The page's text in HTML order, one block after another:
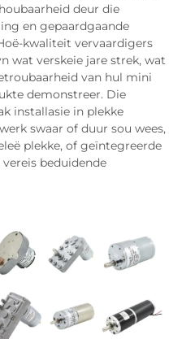
deur die
en gepaardgaande
kwaliteit vervaardigers
wat verskeie jare strek, wat
van hul mini
demonstreer. Die
installasie in plekke
swaar of duur sou wees,
plekke, of geïntegreerde
beduidende